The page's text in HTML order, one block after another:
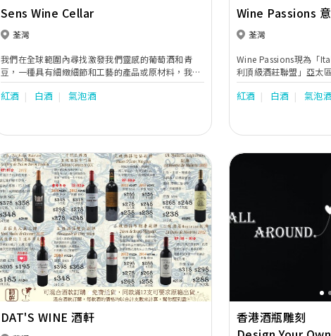
Sens Wine Cellar
荃灣
我們在全球範圍內尋找激發我們靈感的葡萄酒和青
豆，一種具有細緻細節和工藝的產品或原材料，我們
欣賞的是自然和工藝中的美。葡萄酒和咖啡是大自然
賜予人類的禮物，“Sens”是鑑賞的關鍵。Sens這個
人一樣。
紅酒 白酒 氣泡酒
Wine Passions
聯盟
荃灣
Wine Passions現為「
利頂級酒莊聯盟」亞太
及成都酒窖的葡萄酒是
供應逾300款佳釀，而
們專業的服務，以及一
紅酒 白酒 氣泡
Previous Next
DAT'S WINE 酒軒
Previous
香港酒瓶雕刻